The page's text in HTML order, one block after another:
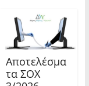
Αποτελέσμα
τα ΣΟΧ